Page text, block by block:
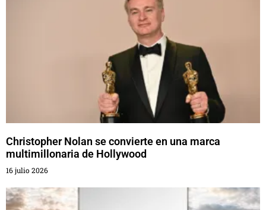
Christopher Nolan se convierte en una marca
multimillonaria de Hollywood
16 julio 2026